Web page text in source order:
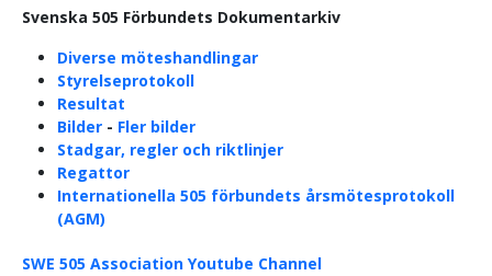
Svenska 505 Förbundets Dokumentarkiv
Diverse möteshandlingar
Styrelseprotokoll
Resultat
Bilder - Fler bilder
Stadgar, regler och riktlinjer
Regattor
Internationella 505 förbundets årsmötesprotokoll
(AGM)
SWE 505 Association Youtube Channel